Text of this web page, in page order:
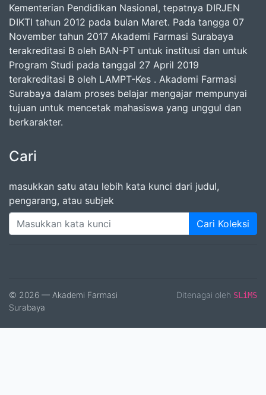
Kementerian Pendidikan Nasional, tepatnya DIRJEN
DIKTI tahun 2012 pada bulan Maret. Pada tangga 07
November tahun 2017 Akademi Farmasi Surabaya
terakreditasi B oleh BAN-PT untuk institusi dan untuk
Program Studi pada tanggal 27 April 2019
terakreditasi B oleh LAMPT-Kes . Akademi Farmasi
Surabaya dalam proses belajar mengajar mempunyai
tujuan untuk mencetak mahasiswa yang unggul dan
berkarakter.
Cari
masukkan satu atau lebih kata kunci dari judul,
pengarang, atau subjek
Cari Koleksi
© 2026 — Akademi Farmasi
Surabaya
Ditenagai oleh SLiMS